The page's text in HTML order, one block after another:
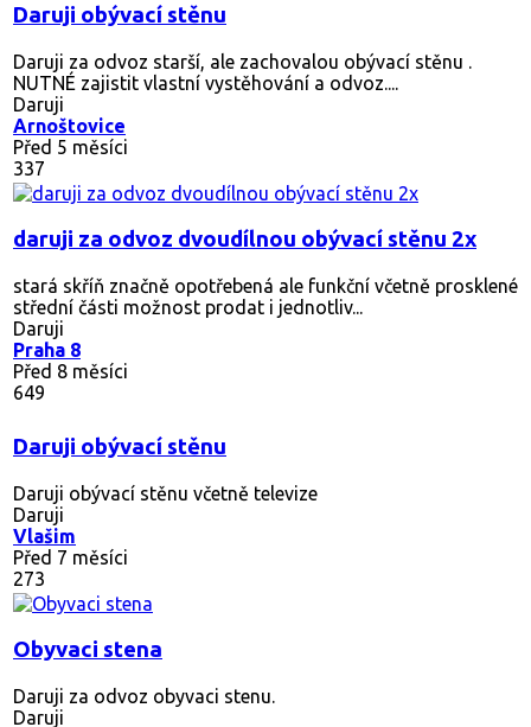
Daruji obývací stěnu
Daruji za odvoz starší, ale zachovalou obývací stěnu .
NUTNÉ zajistit vlastní vystěhování a odvoz....
Daruji
Arnoštovice
Před 5 měsíci
337
daruji za odvoz dvoudílnou obývací stěnu 2x
stará skříň značně opotřebená ale funkční včetně prosklené
střední části možnost prodat i jednotliv...
Daruji
Praha 8
Před 8 měsíci
649
Daruji obývací stěnu
Daruji obývací stěnu včetně televize
Daruji
Vlašim
Před 7 měsíci
273
Obyvaci stena
Daruji za odvoz obyvaci stenu.
Daruji